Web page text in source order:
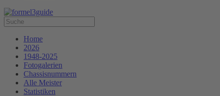
Home
2026
1948-2025
Fotogalerien
Chassisnummern
Alle Meister
Statistiken